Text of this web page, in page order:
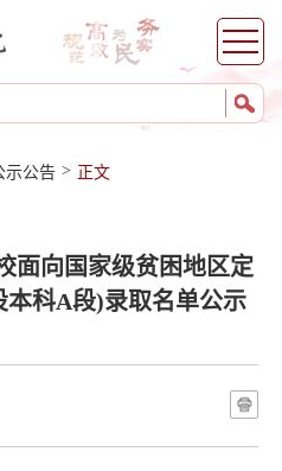
示公告 > 正文
面向国家级贫困地区定
本科A段)录取名单公示